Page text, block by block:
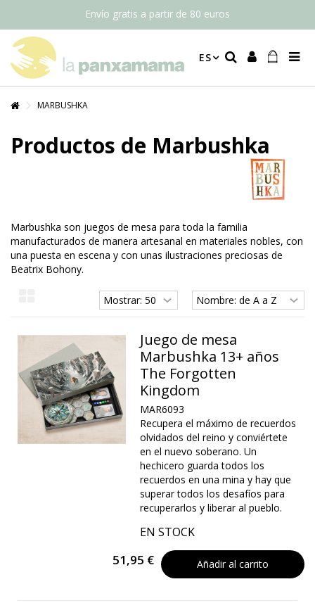
Envío gratis a partir de 80 euros
ES
MARBUSHKA
Productos de Marbushka
Marbushka son juegos de mesa para toda la familia
manufacturados de manera artesanal en materiales nobles, con
una puesta en escena y con unas ilustraciones preciosas de
Beatrix Bohony.
Juego de mesa
Marbushka 13+ años
The Forgotten
Kingdom
MAR6093
Recupera el máximo de recuerdos
olvidados del reino y conviértete
en el nuevo soberano. Un
hechicero guarda todos los
recuerdos en una mina y hay que
superar todos los desafíos para
recuperarlos y liberar al pueblo.
EN STOCK
51,95 € Añadir al carrito